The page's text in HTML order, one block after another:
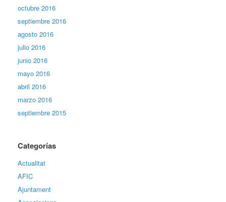
octubre 2016
septiembre 2016
agosto 2016
julio 2016
junio 2016
mayo 2016
abril 2016
marzo 2016
septiembre 2015
Categorías
Actualitat
AFIC
Ajuntament